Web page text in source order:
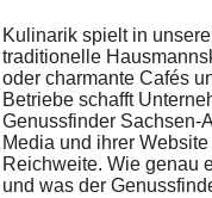
Kulinarik spielt in
traditionelle
oder charmante Cafés
Betriebe schafft
Genussfinder Sachsen-
Media und ihrer
Reichweite. Wie genau
und was der